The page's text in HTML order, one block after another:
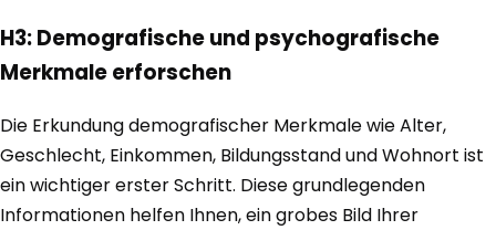
H3: Demografische und psychografische
Merkmale erforschen
Die Erkundung demografischer Merkmale wie Alter,
Geschlecht, Einkommen, Bildungsstand und Wohnort ist
ein wichtiger erster Schritt. Diese grundlegenden
Informationen helfen Ihnen, ein grobes Bild Ihrer